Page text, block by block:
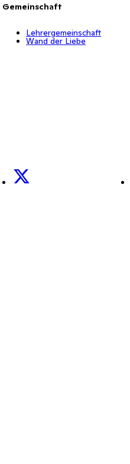
Gemeinschaft
Lehrergemeinschaft
Wand der Liebe
X